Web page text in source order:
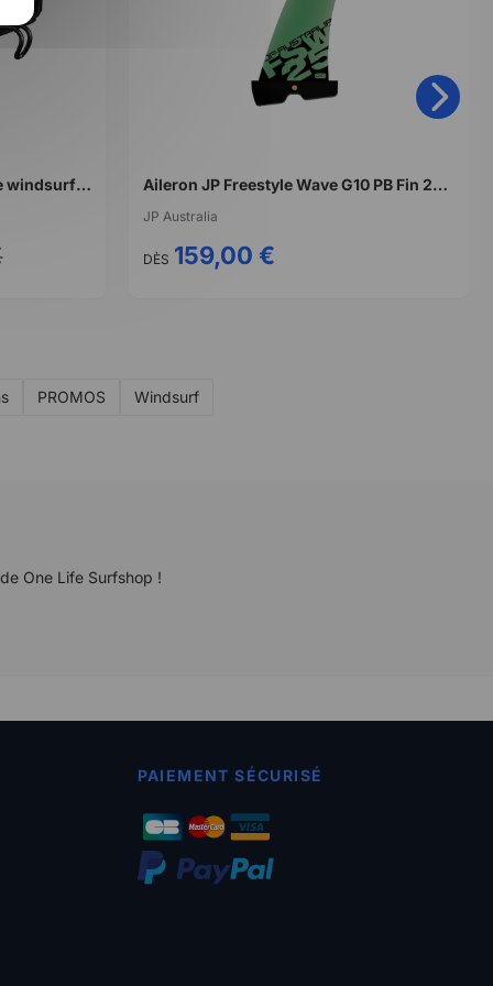
Boucle de harnais ride engine windsurf fixed hook V Aileron JP Freestyle Wave G10 PB Fin 2026
JP Australia
DÈS 159,00 €
PROMOS Windsurf
One Life Surfshop !
PAIEMENT SÉCURISÉ